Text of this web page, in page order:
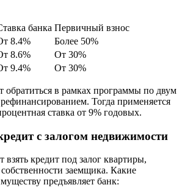
банка Первичный взнос
8.4%
Более 50%
8.6%
От 30%
9.4% От 30%
в рамках программы по двум
Тогда применяется
ставка от 9% годовых.
с залогом недвижимости
взять кредит под залог квартиры,
заемщика. Какие
предъявляет банк: